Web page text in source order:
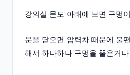
강의실 문도 아래에 보면 구멍
문을 닫으면 압력차 때문에 불
해서 하나하나 구멍을 뚤은거나